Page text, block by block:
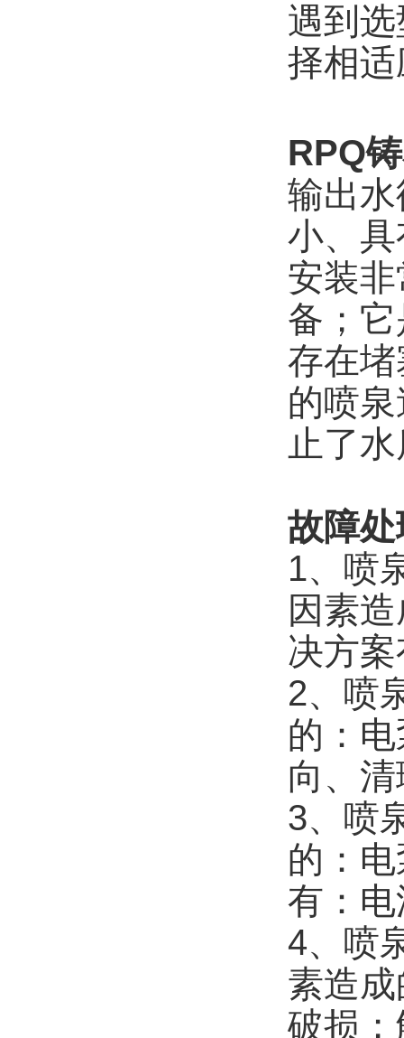
遇到
择相
RPQ
输出
小、
安装
备；
存在
的喷
止了
故障
1、喷
因素
决方
2、喷
的：
向、
3、喷
的：
有：
4、喷
素造
破损